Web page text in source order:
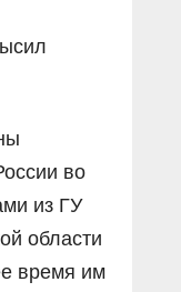
во
из ГУ
области
время им